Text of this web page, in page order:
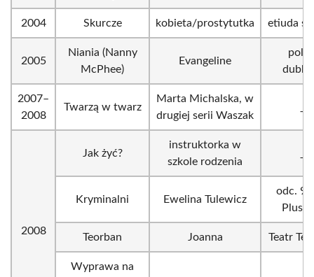
2004 Skurcze kobieta/prostytutka etiuda
2005
Niania (Nanny
McPhee)
Evangeline
2007–
2008
Twarzą w twarz
Marta Michalska, w
drugiej serii Waszak
2008
Jak żyć?
instruktorka w
szkole rodzenia
Kryminalni Ewelina Tulewicz
odc.
Teorban Joanna Teatr
Wyprawa na